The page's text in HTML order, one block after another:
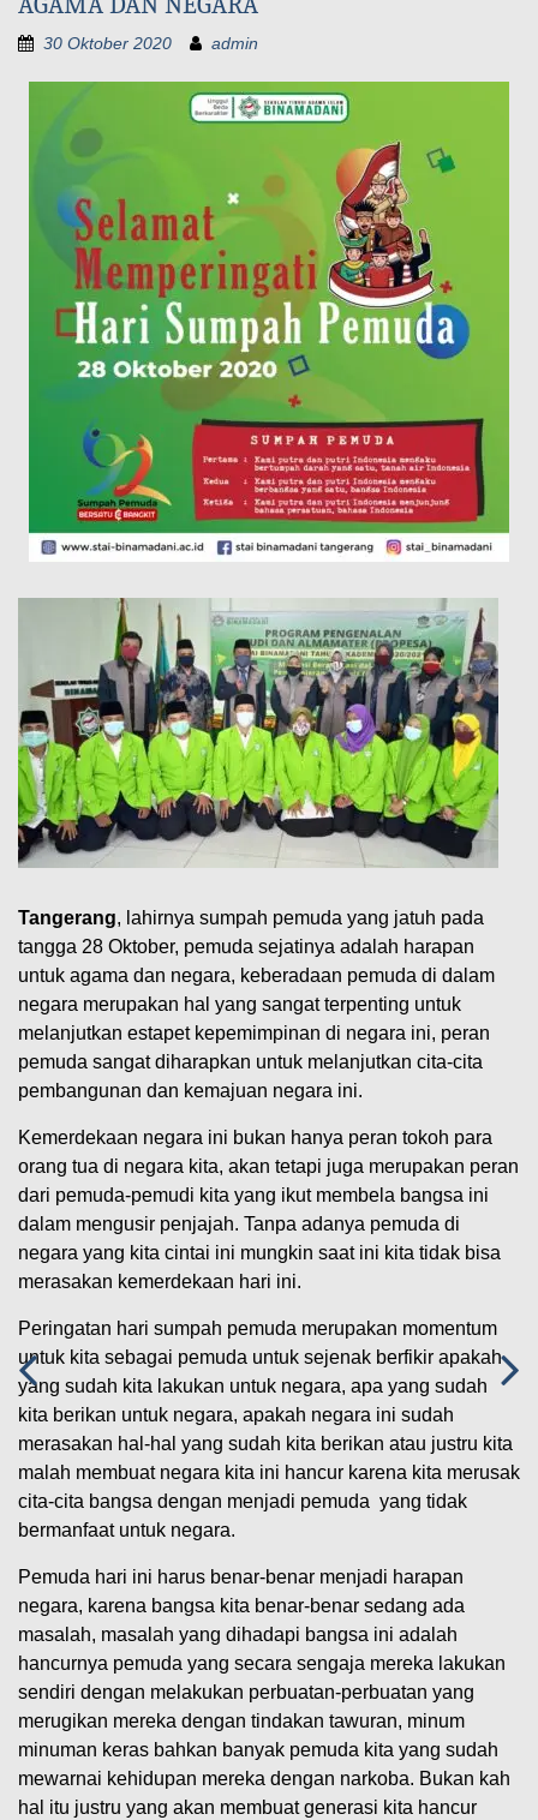
30 Oktober 2020 admin
Tangerang, lahirnya sumpah pemuda yang jatuh pada
tangga 28 Oktober, pemuda sejatinya adalah harapan
untuk agama dan negara, keberadaan pemuda di dalam
negara merupakan hal yang sangat terpenting untuk
melanjutkan estapet kepemimpinan di negara ini, peran
pemuda sangat diharapkan untuk melanjutkan cita-cita
pembangunan dan kemajuan negara ini.
Kemerdekaan negara ini bukan hanya peran tokoh para
orang tua di negara kita, akan tetapi juga merupakan peran
dari pemuda-pemudi kita yang ikut membela bangsa ini
dalam mengusir penjajah. Tanpa adanya pemuda di
negara yang kita cintai ini mungkin saat ini kita tidak bisa
merasakan kemerdekaan hari ini.
Peringatan hari sumpah pemuda merupakan momentum
untuk kita sebagai pemuda untuk sejenak berfikir apakah
yang sudah kita lakukan untuk negara, apa yang sudah
kita berikan untuk negara, apakah negara ini sudah
merasakan hal-hal yang sudah kita berikan atau justru kita
malah membuat negara kita ini hancur karena kita merusak
cita-cita bangsa dengan menjadi pemuda yang tidak
bermanfaat untuk negara.
Pemuda hari ini harus benar-benar menjadi harapan
negara, karena bangsa kita benar-benar sedang ada
masalah, masalah yang dihadapi bangsa ini adalah
hancurnya pemuda yang secara sengaja mereka lakukan
sendiri dengan melakukan perbuatan-perbuatan yang
merugikan mereka dengan tindakan tawuran, minum
minuman keras bahkan banyak pemuda kita yang sudah
mewarnai kehidupan mereka dengan narkoba. Bukan kah
hal itu justru yang akan membuat generasi kita hancur